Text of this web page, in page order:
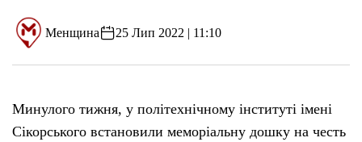
Менщина 25 Лип 2022 | 11:10
Минулого тижня, у політехнічному інституті імені
Сікорського встановили меморіальну дошку на честь